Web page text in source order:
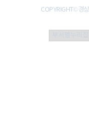
COPYRIGHT©경